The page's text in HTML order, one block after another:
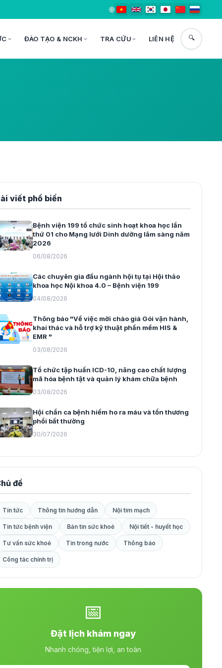
🌐
ĐÀO TẠO & NCKH TRA CỨU LIÊN HỆ 🔍
viết phổ biến
Bệnh viện 199 tổ chức sinh hoạt khoa học lần
thứ 01 cho Mạng lưới Dinh dưỡng lâm sàng năm
2026
06/08/2026
Các chuyên gia đầu ngành hội tụ tại Hội thảo
khoa học Nội khoa 4.0 – Bệnh viện 199
04/08/2026
Thông báo "Về việc mời chào giá Gói vận hành,
khai thác và hỗ trợ kỹ thuật phần mềm HIS &
EMR "
03/08/2026
Tổ chức tập huấn ICD-10, nâng cao chất lượng
mã hóa bệnh tật và quản lý khám chữa bệnh
03/08/2026
Hội chẩn ca bệnh hiếm ho ra máu và tổn thương
phổi bất thường
30/07/2026
đề
Tin tức Thông tin hướng dẫn Nội tim mạch
Tin tức bệnh viện Bản tin sức khoẻ Nội tiết - huyết học
Tư vấn sức khoẻ Tin trong nước Thông báo
Công tác chính trị
📅
Đặt lịch khám ngay
Nhanh chóng, tiện lợi, an toàn